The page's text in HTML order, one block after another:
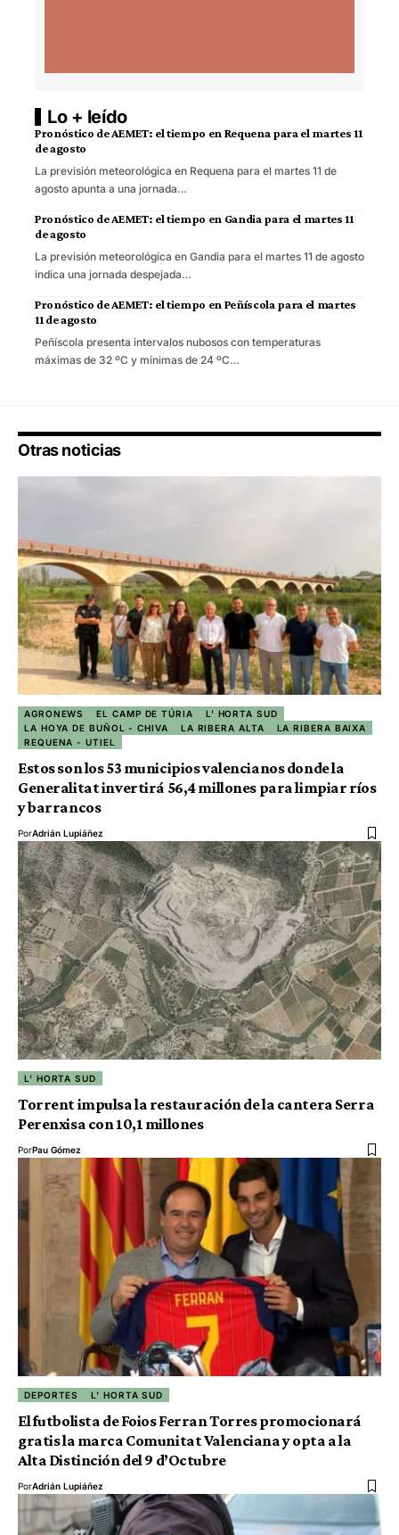
Lo + leído
Pronóstico de AEMET: el tiempo en Requena para el martes 11
de agosto
La previsión meteorológica en Requena para el martes 11 de
agosto apunta a una jornada…
Pronóstico de AEMET: el tiempo en Gandia para el martes 11
de agosto
La previsión meteorológica en Gandia para el martes 11 de agosto
indica una jornada despejada…
Pronóstico de AEMET: el tiempo en Peñíscola para el martes
11 de agosto
Peñíscola presenta intervalos nubosos con temperaturas
máximas de 32 ºC y mínimas de 24 ºC…
Otras noticias
AGRONEWS EL CAMP DE TÚRIA
L' HORTA SUD
LA HOYA DE BUÑOL - CHIVA
LA RIBERA ALTA
LA RIBERA BAIXA
REQUENA - UTIEL
Estos son los 53 municipios valencianos donde la
Generalitat invertirá 56,4 millones para limpiar ríos
y barrancos
PorAdrián Lupiáñez
L' HORTA SUD
Torrent impulsa la restauración de la cantera Serra
Perenxisa con 10,1 millones
PorPau Gómez
DEPORTES L' HORTA SUD
El futbolista de Foios Ferran Torres promocionará
gratis la marca Comunitat Valenciana y opta a la
Alta Distinción del 9 d’Octubre
PorAdrián Lupiáñez